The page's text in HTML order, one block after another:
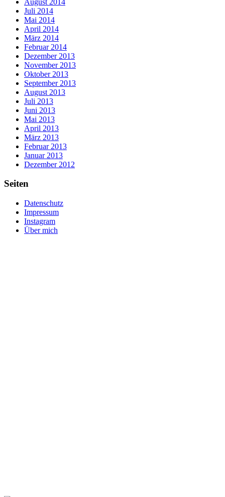
Juli 2014
Mai 2014
April 2014
März 2014
Februar 2014
Dezember 2013
November 2013
Oktober 2013
September 2013
August 2013
Juli 2013
Juni 2013
Mai 2013
April 2013
März 2013
Februar 2013
Januar 2013
Dezember 2012
Seiten
Datenschutz
Impressum
Instagram
Über mich